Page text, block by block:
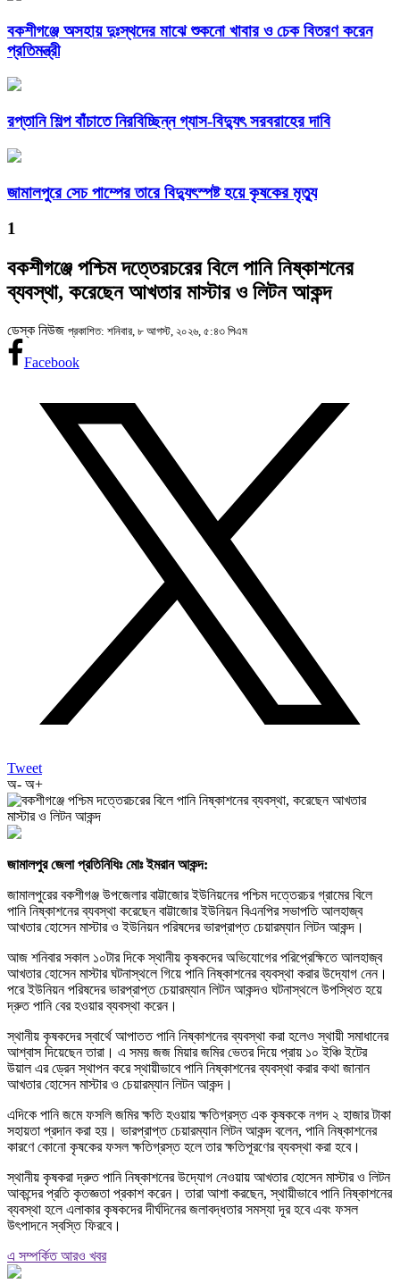
বকশীগঞ্জে অসহায় দুঃস্থদের মাঝে শুকনো খাবার ও চেক বিতরণ করেন
প্রতিমন্ত্রী
রপ্তানি শিল্প বাঁচাতে নিরবিচ্ছিন্ন গ্যাস-বিদ্যুৎ সরবরাহের দাবি
জামালপুরে সেচ পাম্পের তারে বিদ্যুৎস্পষ্ট হয়ে কৃষকের মৃত্যু
1
বকশীগঞ্জে পশ্চিম দত্তেরচরের বিলে পানি নিষ্কাশনের
ব্যবস্থা, করেছেন আখতার মাস্টার ও লিটন আকন্দ
ডেস্ক নিউজ প্রকাশিত: শনিবার, ৮ আগস্ট, ২০২৬, ৫:৪৩ পিএম
Facebook
Tweet
অ- অ+
জামালপুর জেলা প্রতিনিধিঃ মোঃ ইমরান আকন্দ:
জামালপুরের বকশীগঞ্জ উপজেলার বাট্টাজোর ইউনিয়নের পশ্চিম দত্তেরচর গ্রামের বিলে
পানি নিষ্কাশনের ব্যবস্থা করেছেন বাট্টাজোর ইউনিয়ন বিএনপির সভাপতি আলহাজ্ব
আখতার হোসেন মাস্টার ও ইউনিয়ন পরিষদের ভারপ্রাপ্ত চেয়ারম্যান লিটন আকন্দ।
আজ শনিবার সকাল ১০টার দিকে স্থানীয় কৃষকদের অভিযোগের পরিপ্রেক্ষিতে আলহাজ্ব
আখতার হোসেন মাস্টার ঘটনাস্থলে গিয়ে পানি নিষ্কাশনের ব্যবস্থা করার উদ্যোগ নেন।
পরে ইউনিয়ন পরিষদের ভারপ্রাপ্ত চেয়ারম্যান লিটন আকন্দও ঘটনাস্থলে উপস্থিত হয়ে
দ্রুত পানি বের হওয়ার ব্যবস্থা করেন।
স্থানীয় কৃষকদের স্বার্থে আপাতত পানি নিষ্কাশনের ব্যবস্থা করা হলেও স্থায়ী সমাধানের
আশ্বাস দিয়েছেন তারা। এ সময় জজ মিয়ার জমির ভেতর দিয়ে প্রায় ১০ ইঞ্চি ইটের
উয়াল এর ড্রেন স্থাপন করে স্থায়ীভাবে পানি নিষ্কাশনের ব্যবস্থা করার কথা জানান
আখতার হোসেন মাস্টার ও চেয়ারম্যান লিটন আকন্দ।
এদিকে পানি জমে ফসলি জমির ক্ষতি হওয়ায় ক্ষতিগ্রস্ত এক কৃষককে নগদ ২ হাজার টাকা
সহায়তা প্রদান করা হয়। ভারপ্রাপ্ত চেয়ারম্যান লিটন আকন্দ বলেন, পানি নিষ্কাশনের
কারণে কোনো কৃষকের ফসল ক্ষতিগ্রস্ত হলে তার ক্ষতিপূরণের ব্যবস্থা করা হবে।
স্থানীয় কৃষকরা দ্রুত পানি নিষ্কাশনের উদ্যোগ নেওয়ায় আখতার হোসেন মাস্টার ও লিটন
আকন্দের প্রতি কৃতজ্ঞতা প্রকাশ করেন। তারা আশা করছেন, স্থায়ীভাবে পানি নিষ্কাশনের
ব্যবস্থা হলে এলাকার কৃষকদের দীর্ঘদিনের জলাবদ্ধতার সমস্যা দূর হবে এবং ফসল
উৎপাদনে স্বস্তি ফিরবে।
এ সম্পর্কিত আরও খবর